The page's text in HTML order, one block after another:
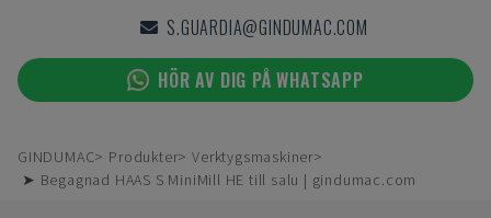
S.GUARDIA@GINDUMAC.COM
HÖR AV DIG PÅ WHATSAPP
GINDUMAC Produkter
Verktygsmaskiner
➤ Begagnad HAAS S MiniMill HE till salu | gindumac.com